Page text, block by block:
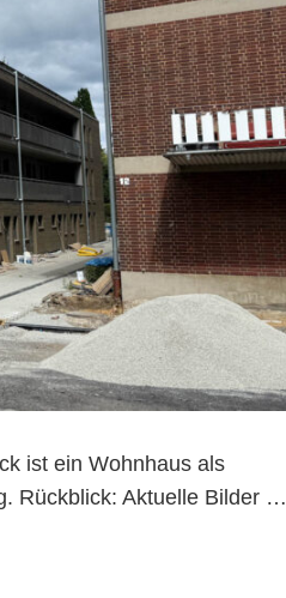
ist ein Wohnhaus als
Rückblick: Aktuelle Bilder …